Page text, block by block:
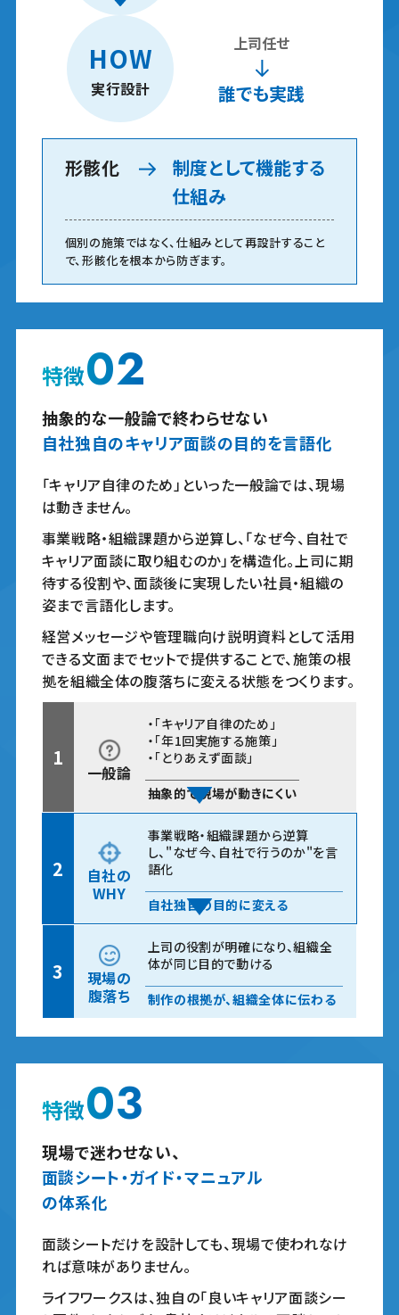
HOW
実行設計
上司任せ
誰でも実践
形骸化
制度として機能する
仕組み
個別の施策ではなく、仕組みとして再設計すること
で、形骸化を根本から防ぎます。
特徴02
抽象的な一般論で終わらせない
自社独自のキャリア面談の目的を言語化
「キャリア自律のため」といった一般論では、現場
は動きません。
事業戦略・組織課題から逆算し、「なぜ今、自社で
キャリア面談に取り組むのか」を構造化。上司に期
待する役割や、面談後に実現したい社員・組織の
姿まで言語化します。
経営メッセージや管理職向け説明資料として活用
できる文面までセットで提供することで、施策の根
拠を組織全体の腹落ちに変える状態をつくります。
1
一般論
・「キャリア自律のため」
・「年1回実施する施策」
・「とりあえず面談」
抽象的で現場が動きにくい
2
自社の
WHY
事業戦略・組織課題から逆算
し、"なぜ今、自社で行うのか"を言
語化
自社独自の目的に変える
3
現場の
腹落ち
上司の役割が明確になり、組織全
体が同じ目的で動ける
制作の根拠が、組織全体に伝わる
特徴03
現場で迷わせない、
面談シート・ガイド・マニュアル
の体系化
面談シートだけを設計しても、現場で使われなけ
れば意味がありません。
ライフワークスは、独自の「良いキャリア面談シー